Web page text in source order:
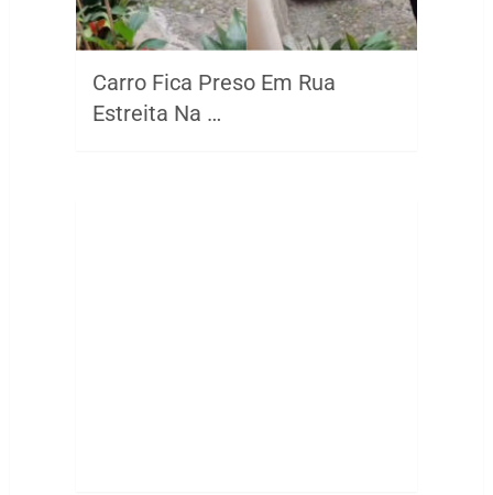
Carro Fica Preso Em Rua
Estreita Na …